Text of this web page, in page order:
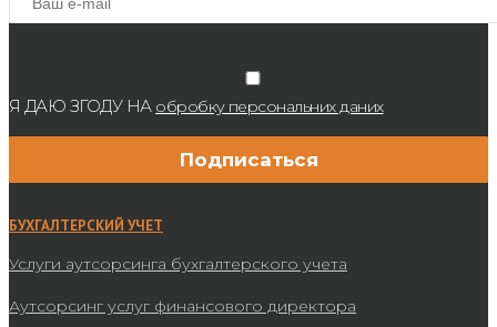
Я ДАЮ ЗГОДУ НА обробку персональних даних
БУХГАЛТЕРСКИЙ УЧЕТ
Услуги аутсорсинга бухгалтерского учета
Аутсорсинг услуг финансового директора